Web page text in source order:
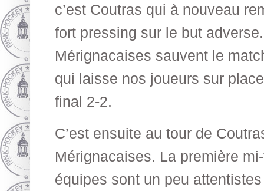
c’est Coutras qui à nouveau
fort pressing sur le but
Mérignacaises sauvent le
qui laisse nos joueurs sur
final 2-2.
C’est ensuite au tour de
Mérignacaises. La première
équipes sont un peu